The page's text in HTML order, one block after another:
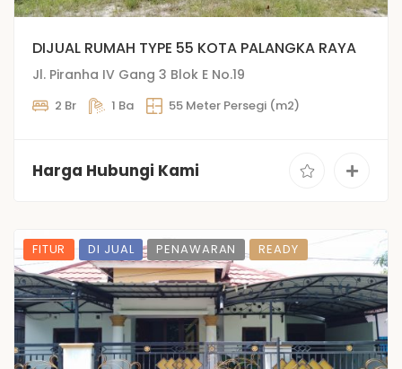
DIJUAL RUMAH TYPE 55 KOTA PALANGKA RAYA
Jl. Piranha IV Gang 3 Blok E No.19
2 Br 1 Ba 55 Meter Persegi (m2)
Harga Hubungi Kami
FITUR DI JUAL PENAWARAN READY